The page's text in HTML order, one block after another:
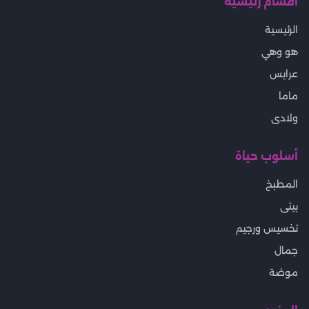
الرئيسية
هو وهي
عرايس
ماما
ولادى
أسلوب حياة
المطبخ
بيتى
تخسيس ورجيم
جمال
موضة